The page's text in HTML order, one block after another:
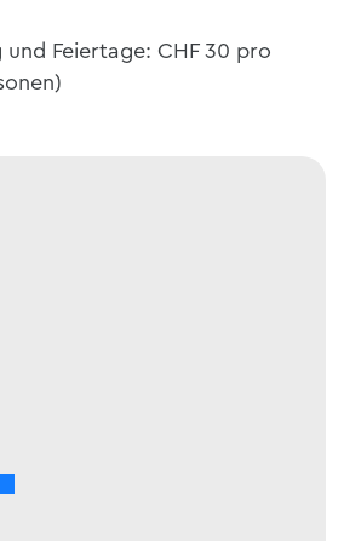
und Feiertage: CHF 30 pro